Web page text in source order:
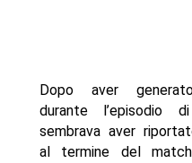
Dopo aver
durante l’episodio
sembrava aver
al termine del